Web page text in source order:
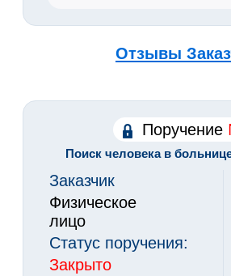
Отзывы
Поручение
Поиск человека в
Заказчик
Физическое
лицо
Статус поручения:
Закрыто